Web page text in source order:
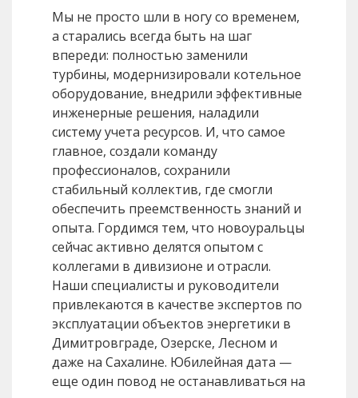
Мы не просто шли в ногу со временем,
а старались всегда быть на шаг
впереди: полностью заменили
турбины, модернизировали котельное
оборудование, внедрили эффективные
инженерные решения, наладили
систему учета ресурсов. И, что самое
главное, создали команду
профессионалов, сохранили
стабильный коллектив, где смогли
обеспечить преемственность знаний и
опыта. Гордимся тем, что новоуральцы
сейчас активно делятся опытом с
коллегами в дивизионе и отрасли.
Наши специалисты и руководители
привлекаются в качестве экспертов по
эксплуатации объектов энергетики в
Димитровграде, Озерске, Лесном и
даже на Сахалине. Юбилейная дата —
еще один повод не останавливаться на